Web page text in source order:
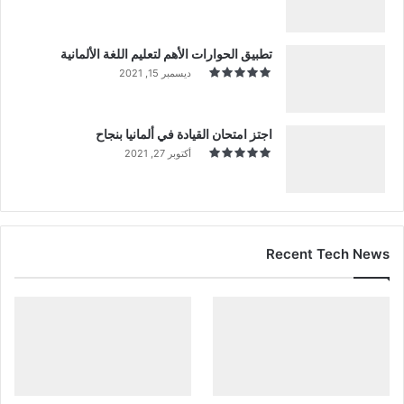
تطبيق الحوارات الأهم لتعليم اللغة الألمانية
ديسمبر 15, 2021
اجتز امتحان القيادة في ألمانيا بنجاح
أكتوبر 27, 2021
Recent Tech News